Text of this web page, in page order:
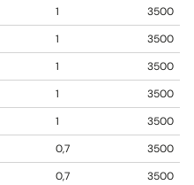
1
3500
1
3500
1
3500
1
3500
1
3500
0,7
3500
0,7
3500